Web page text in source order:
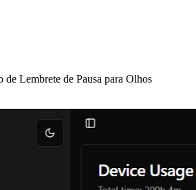
Lembrete de Pausa para Olhos